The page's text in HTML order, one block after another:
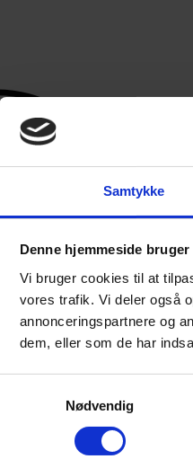
Samtykke
Denne hjemmeside
Vi bruger cookies til at
vores trafik. Vi deler også
annonceringspartnere og
dem, eller som de har
Nødvendig